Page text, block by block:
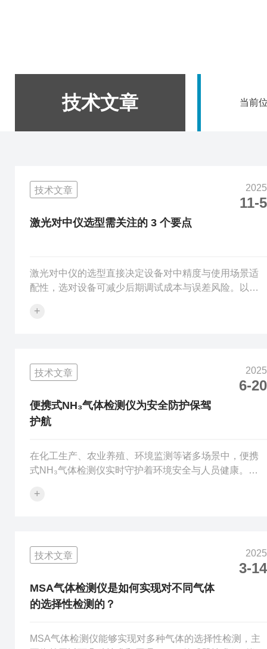
技术文章 当前
技术文章 2025
11-5
激光对中仪选型需关注的 3 个要点
激光对中仪的选型直接决定设备对中精度与使用场景适
配性，选对设备可减少后期调试成本与误差风险。以下3
围需与待对中设备的规格完全契合，避免“大材小
5m)，需选测量距离≥10m、支持大轴径的工业级机型，
确保数据覆盖完整。二、优先锁定精度指标精度是对中
仪的核心性能，...
+
技术文章 2025
6-20
便携式NH₃气体检测仪为安全防护保驾
护航
在化工生产、农业养殖、环境监测等诸多场景中，便携
式NH₃气体检测仪实时守护着环境安全与人员健康。掌
能。使用前，细致的准备工作是基础。首先检查检测仪
灰尘、油污等覆盖可能阻碍NH₃分子与传感器接触，导
致检测失准。开机后，进入关键校准环节。在洁净、无
NH₃干扰的空气中，开启检测仪，依照说明书操...
+
技术文章 2025
3-14
MSA气体检测仪是如何实现对不同气体
的选择性检测的？
MSA气体检测仪能够实现对多种气体的选择性检测，主